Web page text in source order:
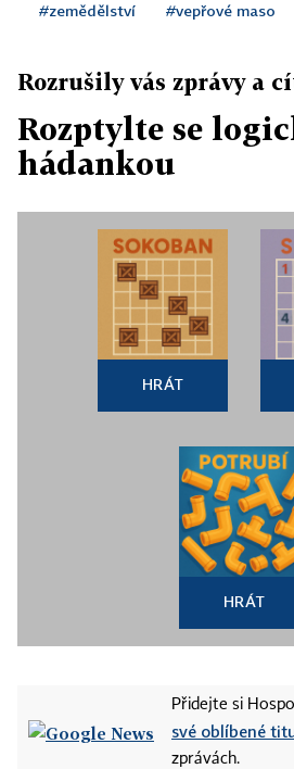
#zemědělství #vepřové maso
Rozrušily vás zprávy a
Rozptylte se
hádankou
HRÁT
HRÁT
Přidejte si
své oblíbené
zprávách.